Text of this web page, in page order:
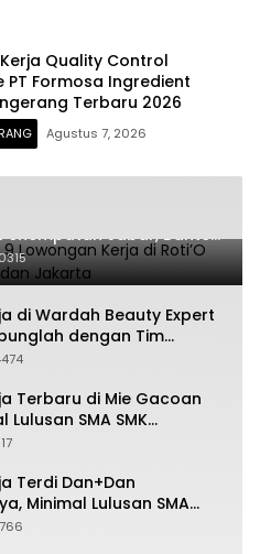
Quality Control
PT Formosa Ingredient
Terbaru 2026
Agustus 7, 2026
S1 Ada 9 Lowongan
Penempatan Jabar, Banten
di Wardah Beauty Expert
dengan Tim
Terbaru di Mie Gacoan
Lulusan SMA SMK
Terdi Dan+Dan
Minimal Lulusan SMA